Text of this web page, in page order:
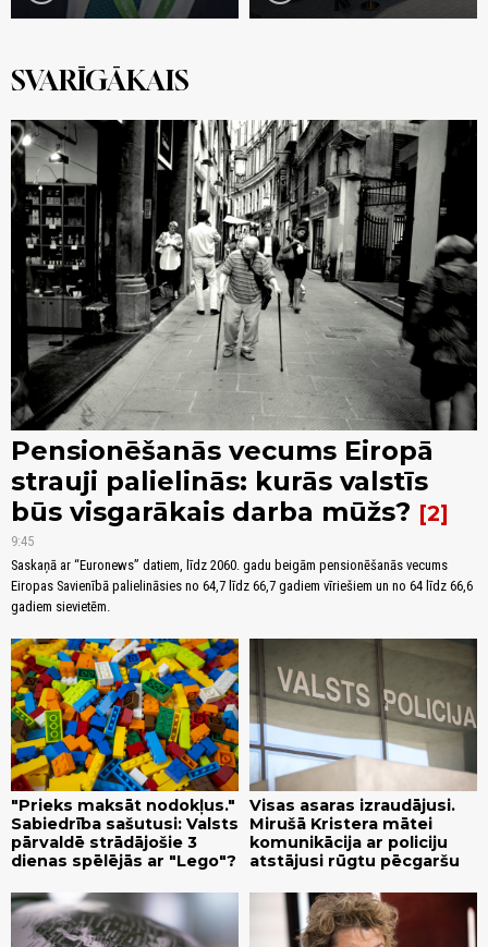
SVARĪGĀKAIS
Pensionēšanās vecums Eiropā
strauji palielinās: kurās valstīs
būs visgarākais darba mūžs?
2
9:45
Saskaņā ar “Euronews” datiem, līdz 2060. gadu beigām pensionēšanās vecums
Eiropas Savienībā palielināsies no 64,7 līdz 66,7 gadiem vīriešiem un no 64 līdz 66,6
gadiem sievietēm.
"Prieks maksāt nodokļus."
Sabiedrība sašutusi: Valsts
pārvaldē strādājošie 3
dienas spēlējās ar "Lego"?
Visas asaras izraudājusi.
Mirušā Kristera mātei
komunikācija ar policiju
atstājusi rūgtu pēcgaršu